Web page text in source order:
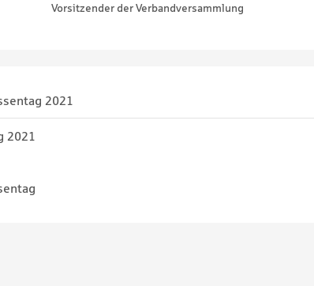
Vorsitzender der Verbandversammlung
2021
2021